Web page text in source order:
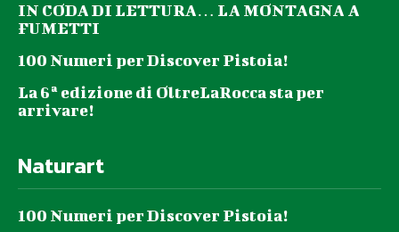
IN CODA DI LETTURA… LA MONTAGNA A
FUMETTI
100 Numeri per Discover Pistoia!
La 6ª edizione di OltreLaRocca sta per
arrivare!
Naturart
100 Numeri per Discover Pistoia!